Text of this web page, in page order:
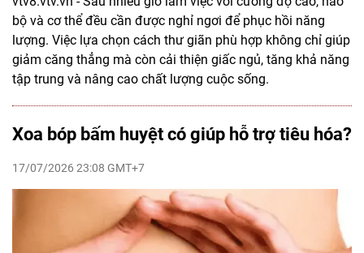
bộ và cơ thể đều cần được nghỉ ngơi để phục hồi năng
lượng. Việc lựa chọn cách thư giãn phù hợp không chỉ giúp
giảm căng thẳng mà còn cải thiện giấc ngủ, tăng khả năng
tập trung và nâng cao chất lượng cuộc sống.
Xoa bóp bấm huyệt có giúp hỗ trợ tiêu hóa?
17/07/2026 23:08 GMT+7